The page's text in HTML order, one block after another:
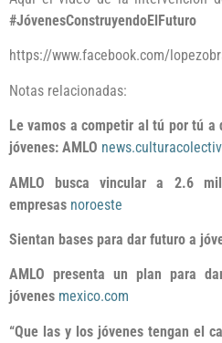
#JóvenesConstruyendoElFuturo
https://www.facebook.com/
Notas relacionadas:
Le vamos a competir al tú por tú
jóvenes: AMLO
AMLO busca vincular a 2.6
empresas noroeste
Sientan bases para dar futuro a
AMLO presenta un plan para
jóvenes mexico.com
“Que las y los jóvenes tengan el